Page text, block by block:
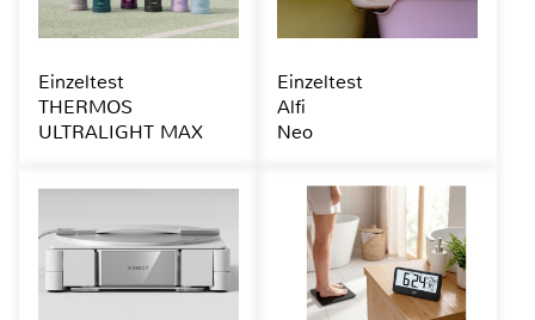
Einzeltest
THERMOS
ULTRALIGHT MAX
Einzeltest
Alfi
Neo